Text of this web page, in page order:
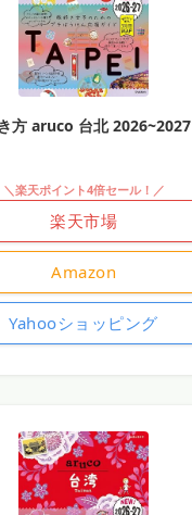
方 aruco 台北 2026~2027
Amazon
＼楽天ポイント4倍セール！／
楽天市場
Yahooショッピング